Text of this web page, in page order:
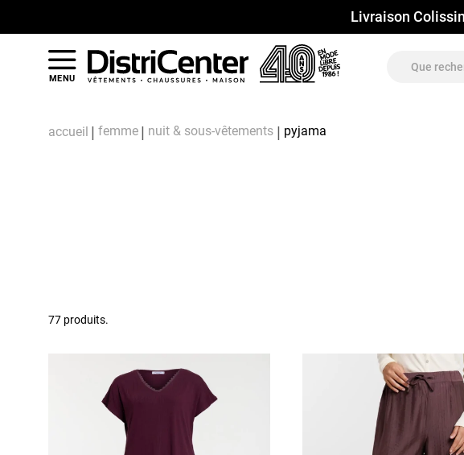
Livraison
MENU
accueil femme nuit & sous-vêtements pyjama
77 produits.